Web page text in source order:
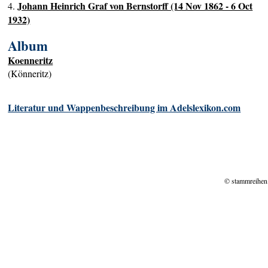
4.Johann Heinrich Graf von Bernstorff (14 Nov 1862 - 6 Oct
1932)
Album
Koenneritz
(Könneritz)
Literatur und Wappenbeschreibung im Adelslexikon.com
©